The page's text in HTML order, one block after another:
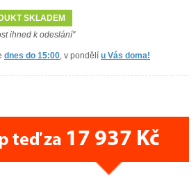
SKLADEM
ihned k odeslání"
dnes do 15:00 , v pondělí u Vás doma!
teď za 17 937 Kč